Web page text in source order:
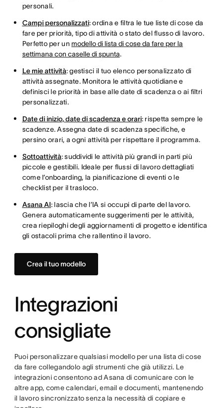
personali.
Campi personalizzati: ordina e filtra le tue liste di cose da
fare per priorità, tipo di attività o stato del flusso di lavoro.
Perfetto per unmodello di lista di cose da fare per la
settimana con caselle di spunta.
Le mie attività: gestisci il tuo elenco personalizzato di
attività assegnate. Monitora le attività quotidiane e
definisci le priorità in base alle date di scadenza o ai filtri
personalizzati.
Date di inizio, date di scadenza e orari: rispetta sempre le
scadenze. Assegna date di scadenza specifiche, e
persino orari, a ogni attività per rispettare il programma.
Sottoattività: suddividi le attività più grandi in parti più
piccole e gestibili. Ideale per flussi di lavoro dettagliati
come l’onboarding, la pianificazione di eventi o le
checklist per il trasloco.
Asana AI: lascia che l’IA si occupi di parte del lavoro.
Genera automaticamente suggerimenti per le attività,
crea riepiloghi degli aggiornamenti di progetto e identifica
gli ostacoli prima che rallentino il lavoro.
Crea il tuo modello
Integrazioni
consigliate
Puoi personalizzare qualsiasi modello per una lista di cose
da fare collegandolo agli strumenti che già utilizzi. Le
integrazioni consentono ad Asana di comunicare con le
altre app, come calendari, email e documenti, mantenendo
il lavoro sincronizzato senza la necessità di copiare e